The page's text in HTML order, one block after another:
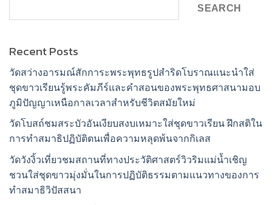
SEARCH
Recent Posts
วัดสว่างอารมณ์สักการะพระพุทธรูปสำริดโบราณแนะนำใส่
ชุดขาวเรียนรู้พระคัมภีร์และคำสอนของพระพุทธศาสนามอบ
ภูมิปัญญาเหนือกาลเวลาสำหรับชีวิตสมัยใหม่
วัดโบสถ์ชมสระบัวอันเงียบสงบเหมาะใส่ชุดขาวเรียน ฝึกสติใน
การทำสมาธิปฏิบัติตนเพื่อความหลุดพ้นจากกิเลส
วัดวังงิ้วเที่ยวชมสถานที่ทางประวัติศาสตร์วิวริมแม่น้ำเชิญ
ชวนใส่ชุดขาวมุ่งมั่นในการปฏิบัติธรรมตามแนวทางของการ
ทำสมาธิวิปัสสนา